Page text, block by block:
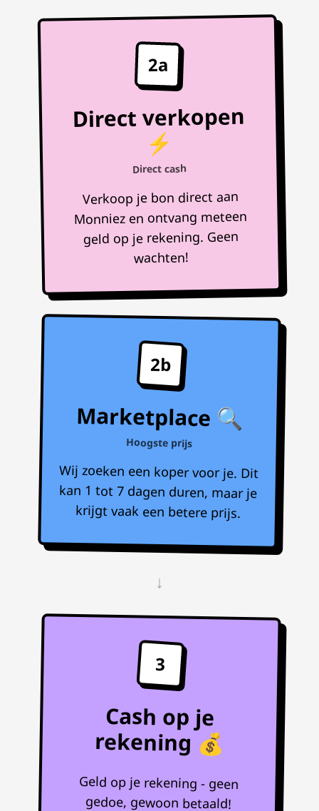
2a
Direct verkopen
⚡
Direct cash
Verkoop je bon direct aan
Monniez en ontvang meteen
geld op je rekening. Geen
wachten!
2b
Marketplace 🔍
Hoogste prijs
Wij zoeken een koper voor je. Dit
kan 1 tot 7 dagen duren, maar je
krijgt vaak een betere prijs.
↓
3
Cash op je
rekening 💰
Geld op je rekening - geen
gedoe, gewoon betaald!